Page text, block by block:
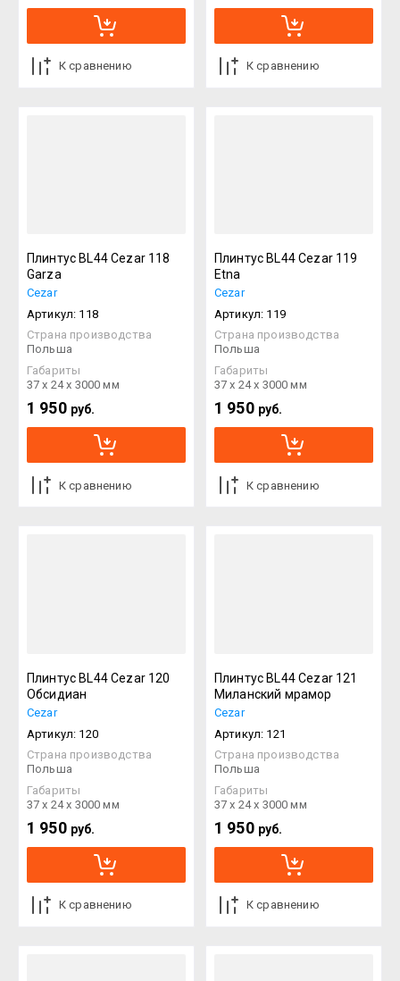
К сравнению К сравнению
Плинтус BL44 Cezar 118
Garza
Cezar
Артикул: 118
Страна производства
Польша
Габариты
37 х 24 х 3000 мм
1 950 руб.
К сравнению
Плинтус BL44 Cezar 119
Etna
Cezar
Артикул: 119
Страна производства
Польша
Габариты
37 х 24 х 3000 мм
1 950 руб.
К сравнению
Плинтус BL44 Cezar 120
Обсидиан
Cezar
Артикул: 120
Страна производства
Польша
Габариты
37 х 24 х 3000 мм
1 950 руб.
К сравнению
Плинтус BL44 Cezar 121
Миланский мрамор
Cezar
Артикул: 121
Страна производства
Польша
Габариты
37 х 24 х 3000 мм
1 950 руб.
К сравнению